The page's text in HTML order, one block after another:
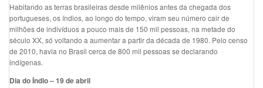
Habitando as terras brasileiras desde milênios antes da chegada dos
portugueses, os índios, ao longo do tempo, viram seu número cair de
milhões de indivíduos a pouco mais de 150 mil pessoas, na metade do
século XX, só voltando a aumentar a partir da década de 1980. Pelo censo
de 2010, havia no Brasil cerca de 800 mil pessoas se declarando
indígenas.
Dia do Índio – 19 de abril